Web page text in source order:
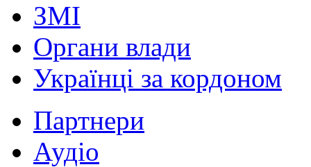
ЗМІ
Органи влади
Українці за кордоном
Партнери
Аудіо